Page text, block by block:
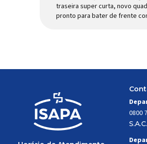
traseira super curta, novo
pronto para bater de frente
0800